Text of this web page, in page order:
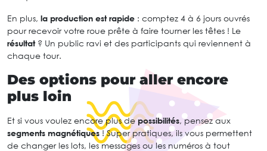
En plus, la production est rapide : comptez 4 à 6 jours ouvrés
pour recevoir votre roue prête à faire tourner les têtes ! Le
résultat? Un public ravi et des participants qui reviennent à
chaque tour.
Des options pour aller encore
plus loin
Et si vous voulez encore plus depossibilités, pensez aux
segments magnétiques! Super pratiques, ils vous permettent
de changer les lots, les messages ou les numéros à tout